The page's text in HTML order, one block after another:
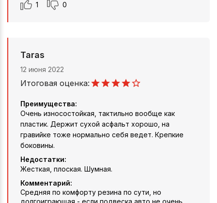
1 0
Taras
12 июня 2022
Итоговая оценка:
Преимущества:
Очень износостойкая, тактильно вообще как
пластик. Держит сухой асфальт хорошо, на
гравийке тоже нормально себя ведет. Крепкие
боковины.
Недостатки:
Жесткая, плоская. Шумная.
Комментарий:
Средняя по комфорту резина по сути, но
долгоиграющая - если подвеска авто не очень